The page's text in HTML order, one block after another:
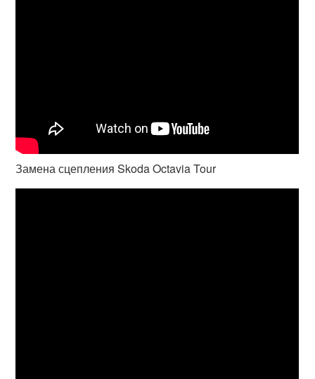
Замена сцепления Skoda Octavia Tour